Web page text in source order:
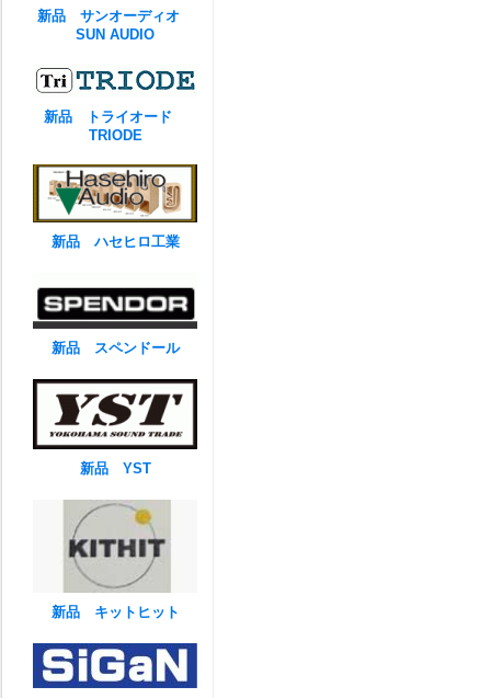
新品 サンオーディオ
SUN AUDIO
新品 トライオード
TRIODE
新品 ハセヒロ工業
新品 スペンドール
新品 YST
新品 キットヒット